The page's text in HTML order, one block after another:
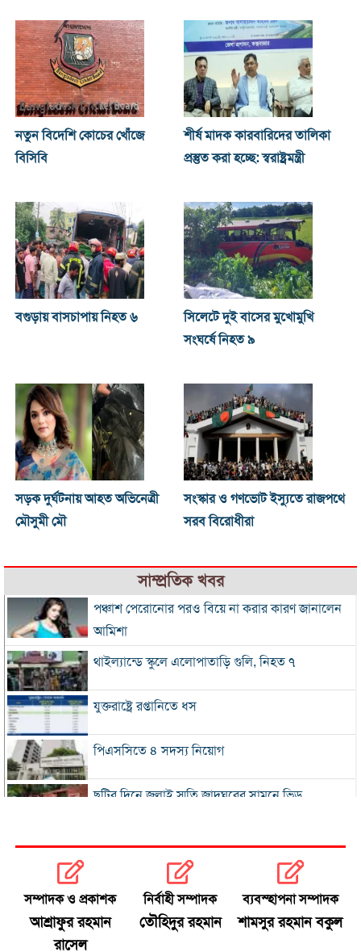
নতুন বিদেশি কোচের খোঁজে
বিসিবি
শীর্ষ মাদক কারবারিদের তালিকা
প্রস্তুত করা হচ্ছে: স্বরাষ্ট্রমন্ত্রী
বগুড়ায় বাসচাপায় নিহত ৬
সিলেটে দুই বাসের মুখোমুখি
সংঘর্ষে নিহত ৯
সড়ক দুর্ঘটনায় আহত অভিনেত্রী
মৌসুমী মৌ
সংস্কার ও গণভোট ইস্যুতে রাজপথে
সরব বিরোধীরা
সাম্প্রতিক খবর
পঞ্চাশ পেরোনোর পরও বিয়ে না করার কারণ জানালেন
আমিশা
থাইল্যান্ডে স্কুলে এলোপাতাড়ি গুলি, নিহত ৭
যুক্তরাষ্ট্রে রপ্তানিতে ধস
পিএসসিতে ৪ সদস্য নিয়োগ
ছুটির দিনে জুলাই স্মৃতি জাদুঘরের সামনে ভিড়
নতুন বিদেশি কোচের খোঁজে বিসিবি
শীর্ষ মাদক কারবারিদের তালিকা প্রস্তুত করা হচ্ছে:
সম্পাদক ও প্রকাশক
আশ্রাফুর রহমান
রাসেল
নির্বাহী সম্পাদক
তৌহিদুর রহমান
ব্যবস্হাপনা সম্পাদক
শামসুর রহমান বকুল